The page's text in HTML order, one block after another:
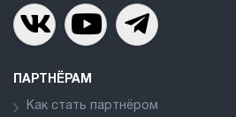
ПАРТНЁРАМ
Как стать партнёром